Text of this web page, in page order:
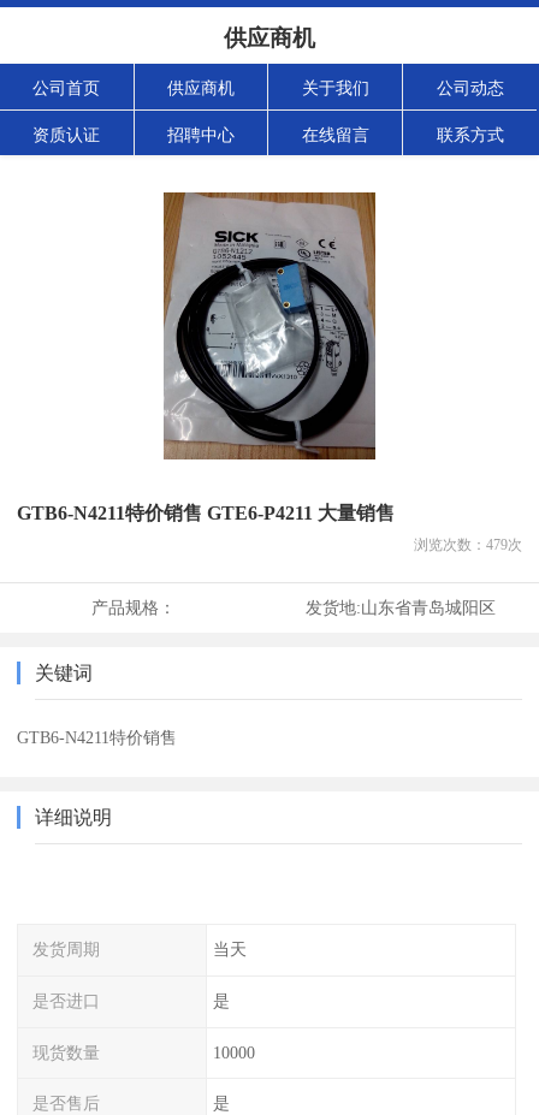
供应商机
公司首页 供应商机 关于我们 公司动态
资质认证 招聘中心 在线留言 联系方式
GTB6-N4211特价销售 GTE6-P4211 大量销售
浏览次数： 479次
产品规格： 发货地:山东省青岛城阳区
关键词
GTB6-N4211特价销售
详细说明
发货周期 当天
是否进口 是
现货数量 10000
是否售后 是